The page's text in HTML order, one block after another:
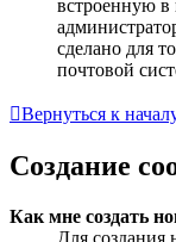
встроенную в
сделано для
почтовой
Вернуться к
Создание
Как мне создать
Для